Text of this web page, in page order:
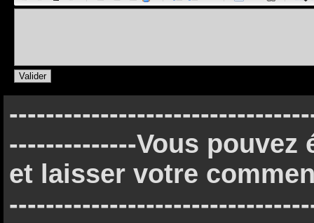
--------------Vous
et laisser votre